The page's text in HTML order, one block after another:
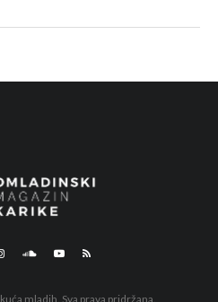
mladih. Sva prava pridržana.